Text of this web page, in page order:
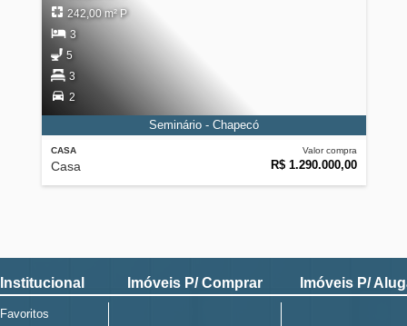
CASA
Casa
Valor compra
R$ 1.290.000,00
242,00 m² P
3
5
3
2
Seminário - Chapecó
Institucional
Favoritos
Imóveis P/ Comprar Imóveis P/